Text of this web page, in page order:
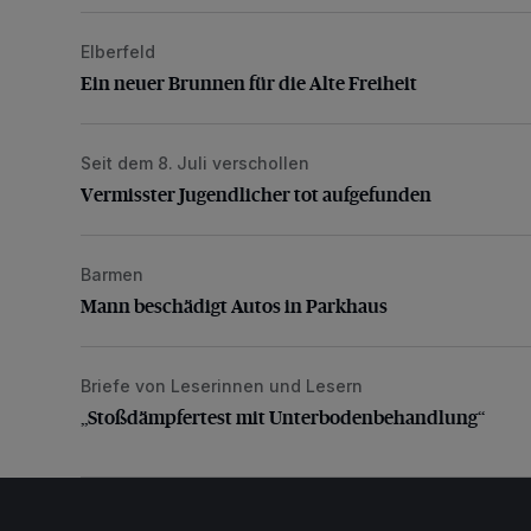
Ein neuer Brunnen für die Alte Freiheit
Elberfeld
Ein neuer Brunnen für die Alte Freiheit
Vermisster Jugendlicher tot aufgefunden
Seit dem 8. Juli verschollen
Vermisster Jugendlicher tot aufgefunden
Mann beschädigt Autos in Parkhaus
Barmen
Mann beschädigt Autos in Parkhaus
„Stoßdämpfertest mit Unterbodenbehandlung“
Briefe von Leserinnen und Lesern
„Stoßdämpfertest mit Unterbodenbehandlung“